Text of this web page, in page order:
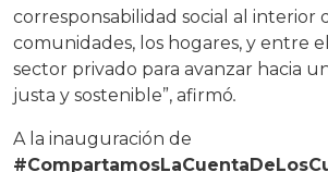
corresponsabilidad social al interior
comunidades, los hogares, y entre
sector privado para avanzar hacia
justa y sostenible”, afirmó.
A la inauguración de